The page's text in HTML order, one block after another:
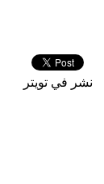
نشر في تويتر